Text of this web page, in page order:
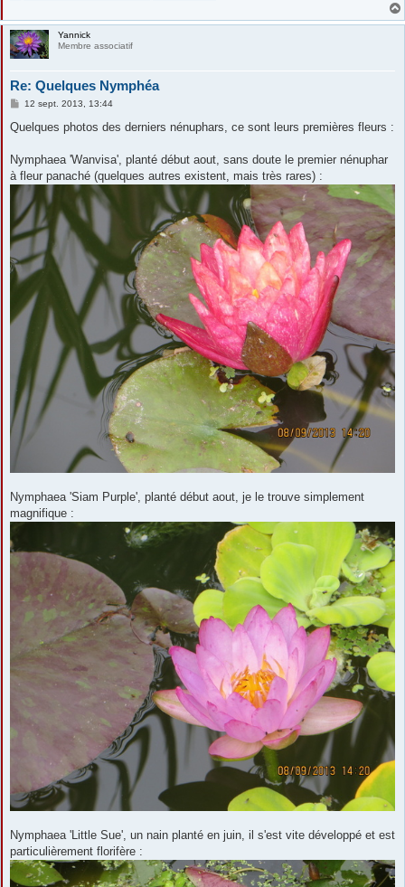
Yannick
Membre associatif
Re: Quelques Nymphéa
M
s
g
e
12 sept. 2013, 13:44
Quelques photos des derniers nénuphars, ce sont leurs premières fleurs :
Nymphaea 'Wanvisa', planté début aout, sans doute le premier nénuphar
à fleur panaché (quelques autres existent, mais très rares) :
Nymphaea 'Siam Purple', planté début aout, je le trouve simplement
magnifique :
Nymphaea 'Little Sue', un nain planté en juin, il s'est vite développé et est
particulièrement florifère :